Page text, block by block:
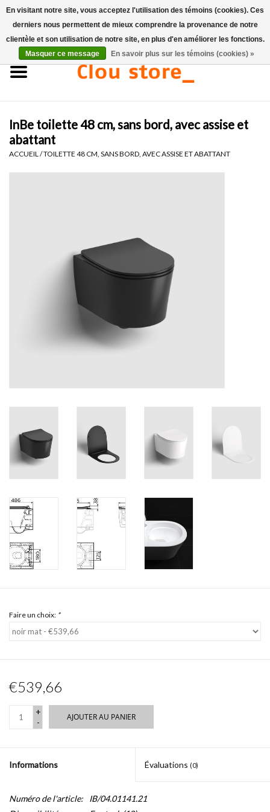
Accueil
Ensembles de lave-mains
InBe toilette 48 cm, sans bord, avec assise et
abattant
ACCUEIL /TOILETTE 48 CM, SANS BORD, AVEC ASSISE ET ABATTANT
Faire un choix: *
€539,66
+
-
AJOUTER AU PANIER
Informations Évaluations (0)
Numéro de l'article:
IB/04.01141.21
En visitant notre site, vous acceptez l'utilisation des témoins (cookies). Ces
derniers nous permettent de mieux comprendre la provenance de notre
clientèle et son utilisation de notre site, en plus d'en améliorer les fonctions.
Masquer ce message
En savoir plus sur les témoins (cookies) »